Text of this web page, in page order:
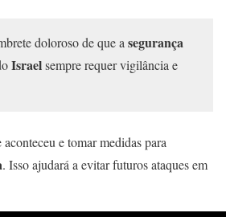
doloroso de que a segurança
Israelsempre requer vigilância e
e tomar medidas para
. Isso ajudará a evitar futuros ataques em